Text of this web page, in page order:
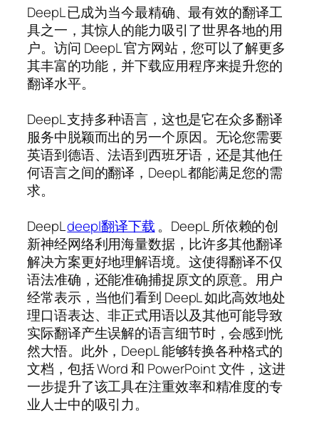
DeepL 已成为当今最精确、最有效的翻译工
具之一，其惊人的能力吸引了世界各地的用
户。访问 DeepL 官方网站，您可以了解更多
其丰富的功能，并下载应用程序来提升您的
翻译水平。
DeepL 支持多种语言，这也是它在众多翻译
服务中脱颖而出的另一个原因。无论您需要
英语到德语、法语到西班牙语，还是其他任
何语言之间的翻译，DeepL 都能满足您的需
求。
DeepLdeepl翻译下载 。DeepL 所依赖的创
新神经网络利用海量数据，比许多其他翻译
解决方案更好地理解语境。这使得翻译不仅
语法准确，还能准确捕捉原文的原意。用户
经常表示，当他们看到 DeepL 如此高效地处
理口语表达、非正式用语以及其他可能导致
实际翻译产生误解的语言细节时，会感到恍
然大悟。此外，DeepL 能够转换各种格式的
文档，包括 Word 和 PowerPoint 文件，这进
一步提升了该工具在注重效率和精准度的专
业人士中的吸引力。